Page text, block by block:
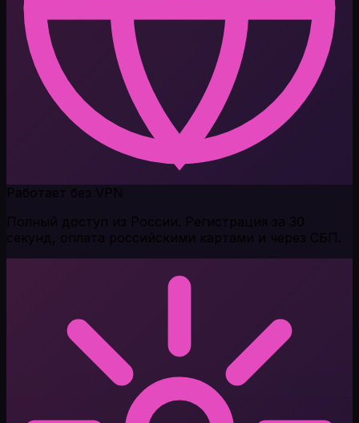
Работает без VPN
Полный доступ из России. Регистрация за 30
секунд, оплата российскими картами и через СБП.